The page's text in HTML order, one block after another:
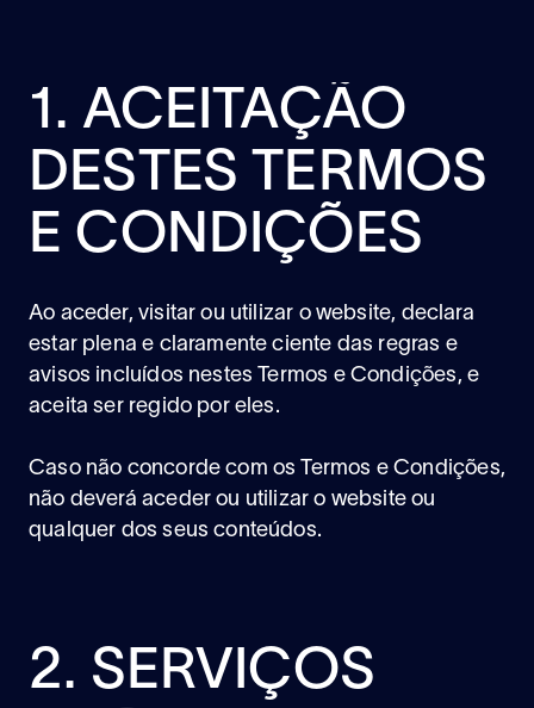
1. ACEITAÇÃO
DESTES TERMOS
E CONDIÇÕES
Ao aceder, visitar ou utilizar o website, declara
estar plena e claramente ciente das regras e
avisos incluídos nestes Termos e Condições, e
aceita ser regido por eles.
Caso não concorde com os Termos e Condições,
não deverá aceder ou utilizar o website ou
qualquer dos seus conteúdos.
2. SERVIÇOS